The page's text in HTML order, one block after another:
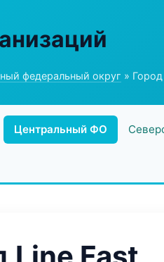
федеральный округ »
Центральный ФО